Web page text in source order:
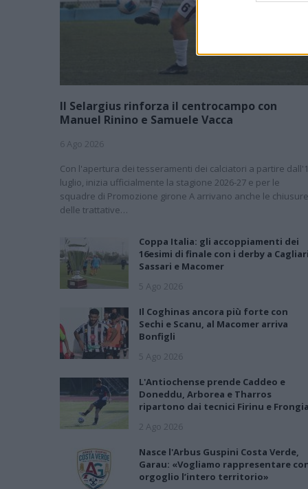
Il Selargius rinforza il centrocampo con
Manuel Rinino e Samuele Vacca
6 Ago 2026
Con l'apertura dei tesseramenti dei calciatori a partire dall'1
luglio, inizia ufficialmente la stagione 2026-27 e per le
squadre di Promozione girone A arrivano anche le chiusure
delle trattative…
Coppa Italia: gli accoppiamenti dei
16esimi di finale con i derby a Cagliari,
Sassari e Macomer
5 Ago 2026
Il Coghinas ancora più forte con
Sechi e Scanu, al Macomer arriva
Bonfigli
5 Ago 2026
L'Antiochense prende Caddeo e
Doneddu, Arborea e Tharros
ripartono dai tecnici Firinu e Frongia
2 Ago 2026
Nasce l'Arbus Guspini Costa Verde,
Garau: «Vogliamo rappresentare
orgoglio l’intero territorio»